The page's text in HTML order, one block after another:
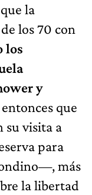
la
los 70 con
los
y
que
su visita a
para
más
la libertad